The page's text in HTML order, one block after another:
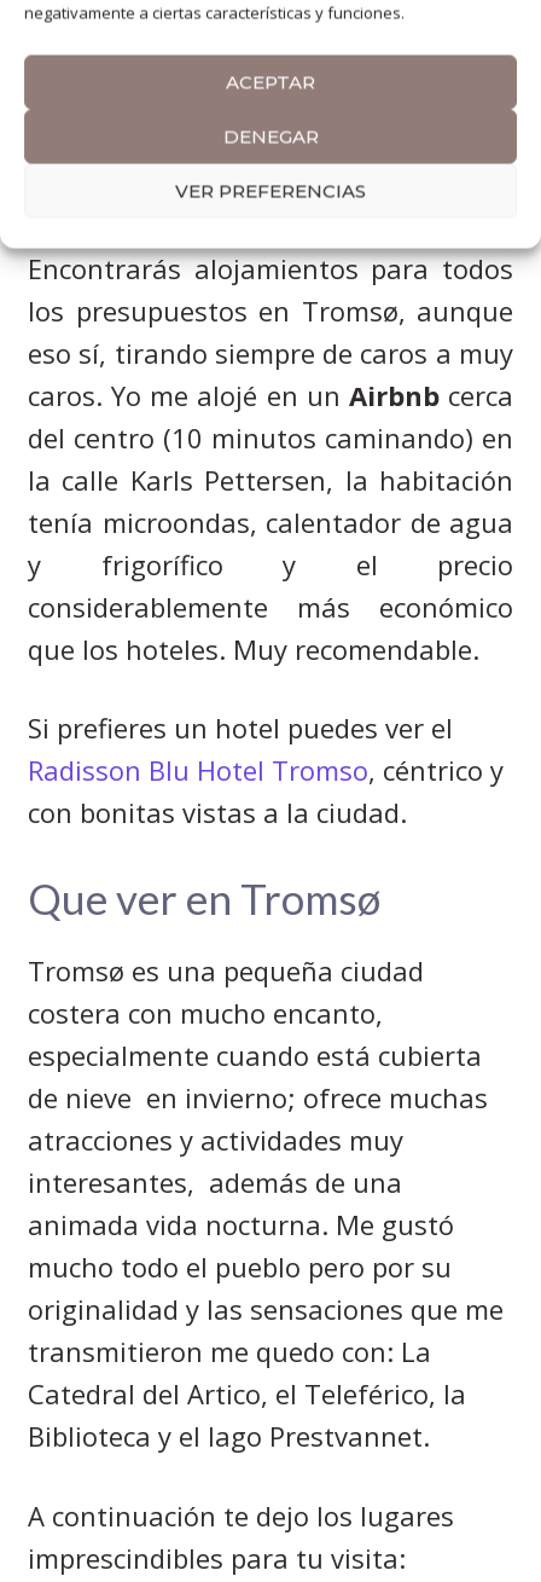
negativamente a ciertas características y funciones.
ACEPTAR
DENEGAR
VER PREFERENCIAS
antelación en las tiendas WI -TO valen
33 NOK. También puedes comprarlos
con la app
ALOJAMIENTO
Encontrarás alojamientos para todos
los presupuestos en Tromsø, aunque
eso sí, tirando siempre de caros a muy
caros.Yo me alojé en un Airbnbcerca
del centro (10 minutos caminando) en
la calle Karls Pettersen, la habitación
tenía microondas, calentador de agua
y frigorífico y el precio
considerablemente más económico
que los hoteles. Muy recomendable.
Si prefieres un hotel puedes ver el
Radisson Blu Hotel Tromso, céntrico y
con bonitas vistas a la ciudad.
Que ver en Tromsø
Tromsø es una pequeña ciudad
costera con mucho encanto,
especialmente cuando está cubierta
de nieve en invierno; ofrece muchas
atracciones y actividades muy
interesantes, además de una
animada vida nocturna. Me gustó
mucho todo el pueblo pero por su
originalidad y las sensaciones que me
transmitieron me quedo con: La
Catedral del Artico, el Teleférico, la
Biblioteca y el lago Prestvannet.
A continuación te dejo los lugares
imprescindibles para tu visita: